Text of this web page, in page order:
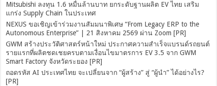
Mitsubishi ลงทุน 1.6 หมื่นล้านบาท ยกระดับฐานผลิต EV ไทย เสริม
แกร่ง Supply Chain ในประเทศ
NEXUS ขอเชิญเข้าร่วมงานสัมมนาพิเศษ “From Legacy ERP to the
Autonomous Enterprise” | 21 สิงหาคม 2569 ผ่าน Zoom [PR]
GWM สร้างประวัติศาสตร์หน้าใหม่ ประกาศความสำเร็จแบรนด์รถยนต์
รายแรกที่ผลิตชดเชยครบตามเงื่อนไขมาตรการ EV 3.5 จาก GWM
Smart Factory จังหวัดระยอง [PR]
ถอดรหัส AI ประเทศไทย จะเปลี่ยนจาก “ผู้สร้าง” สู่ “ผู้นำ” ได้อย่างไร?
[PR]